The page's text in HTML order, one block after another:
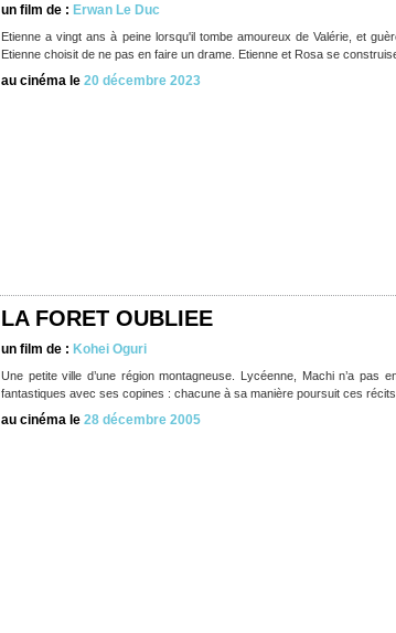
un film de : Erwan Le Duc
Etienne a vingt ans à peine lorsqu'il tombe amoureux de Valérie, et
Etienne choisit de ne pas en faire un drame. Etienne et Rosa se
au cinéma le 20 décembre 2023
LA FORET OUBLIEE
un film de : Kohei Oguri
Une petite ville d’une région montagneuse. Lycéenne, Machi n’a
fantastiques avec ses copines : chacune à sa manière poursuit ces
au cinéma le 28 décembre 2005